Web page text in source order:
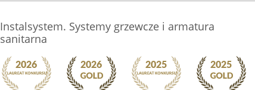
Instalsystem. Systemy grzewcze i armatura
sanitarna